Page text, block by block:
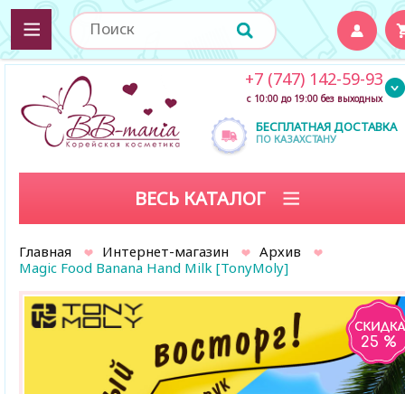
БЕСПЛАТНАЯ ДОСТАВКА
ПО КАЗАХСТАНУ
+7 (747) 142-59-93
с 10:00 до 19:00 без выходных
ВЕСЬ КАТАЛОГ
Главная Интернет-магазин
Архив
Magic Food Banana Hand Milk [TonyMoly]
25 %